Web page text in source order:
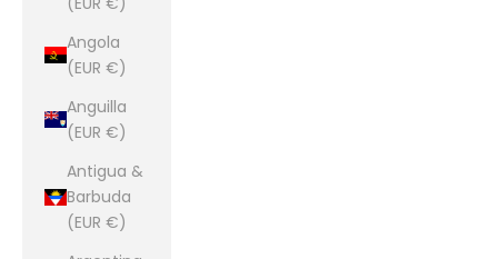
Angola
(EUR €)
Anguilla
(EUR €)
Antigua &
Barbuda
(EUR €)